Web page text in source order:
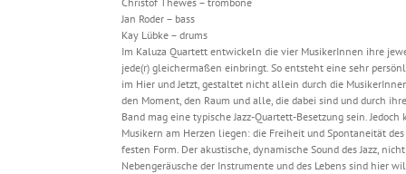
Jan Roder – bass
Kay Lübke – drums
Im Kaluza Quartett entwickeln die vier MusikerInnen ihre
jede(r) gleichermaßen einbringt. So entsteht eine sehr
im Hier und Jetzt, gestaltet nicht allein durch die
den Moment, den Raum und alle, die dabei sind und durch
Band mag eine typische Jazz-Quartett-Besetzung sein.
Musikern am Herzen liegen: die Freiheit und Spontaneität
festen Form. Der akustische, dynamische Sound des Jazz,
Nebengeräusche der Instrumente und des Lebens sind hier